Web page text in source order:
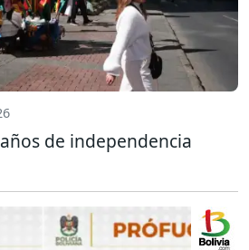
de independencia